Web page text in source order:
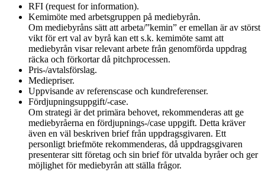
RFI (request for information).
Kemimöte med arbetsgruppen på mediebyrån.
Om mediebyråns sätt att arbeta/”kemin” er emellan är av störst
vikt för ert val av byrå kan ett s.k. kemimöte samt att
mediebyrån visar relevant arbete från genomförda uppdrag
räcka och förkortar då pitchprocessen.
Pris-/avtalsförslag.
Mediepriser.
Uppvisande av referenscase och kundreferenser.
Fördjupningsuppgift/-case.
Om strategi är det primära behovet, rekommenderas att ge
mediebyråerna en fördjupnings-/case uppgift. Detta kräver
även en väl beskriven brief från uppdragsgivaren. Ett
personligt briefmöte rekommenderas, då uppdragsgivaren
presenterar sitt företag och sin brief för utvalda byråer och ger
möjlighet för mediebyrån att ställa frågor.